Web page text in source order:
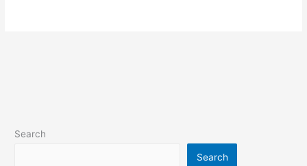
Search
Search